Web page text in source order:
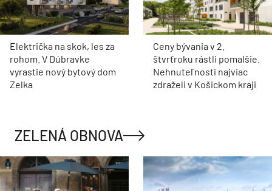
Električka na skok, les za
rohom. V Dúbravke
vyrastie nový bytový dom
Zelka
Ceny bývania v 2.
štvrťroku rástli pomalšie.
Nehnuteľnosti najviac
zdraželi v Košickom kraji
ZELENÁ OBNOVA